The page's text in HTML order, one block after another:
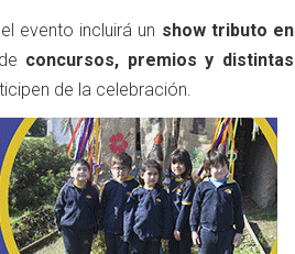
evento incluirá un show tributo en
concursos, premios y distintas
de la celebración.